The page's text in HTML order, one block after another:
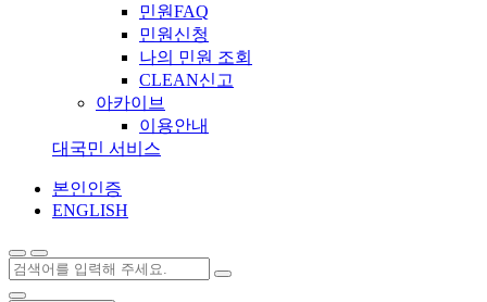
민원FAQ
민원신청
나의 민원 조회
CLEAN신고
아카이브
이용안내
대국민 서비스
본인인증
ENGLISH